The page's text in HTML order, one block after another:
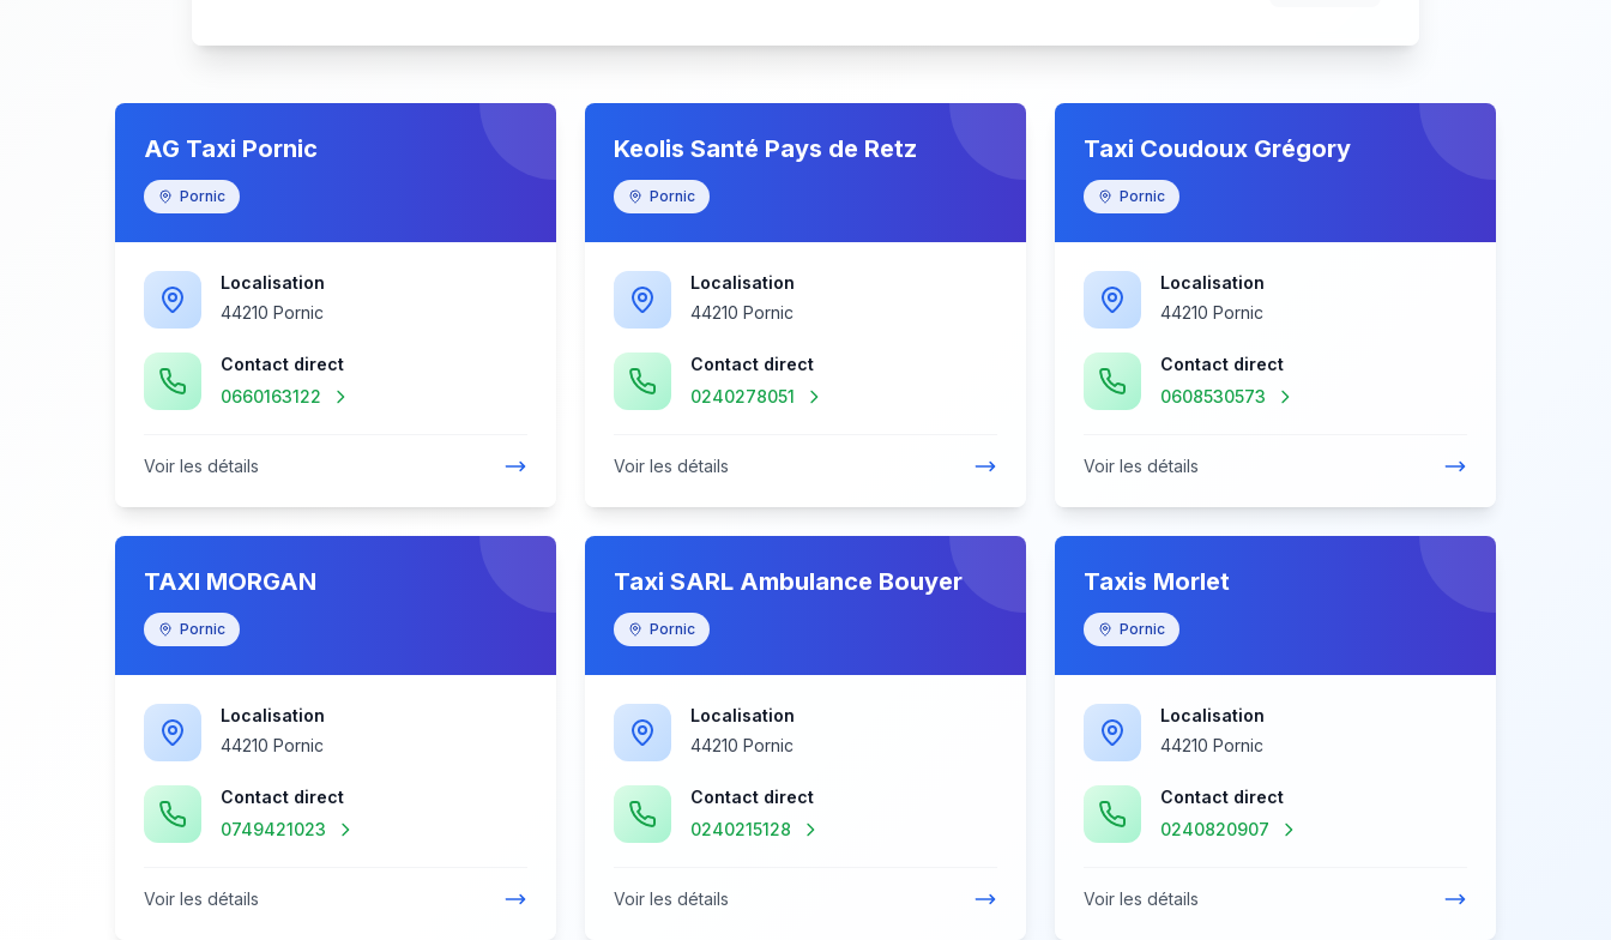
AG Taxi Pornic
Pornic
Localisation
44210 Pornic
Contact direct
0660163122
Voir les détails
Keolis Santé Pays de Retz
Pornic
Localisation
44210 Pornic
Contact direct
0240278051
Voir les détails
Taxi Coudoux Grégory
Pornic
Localisation
44210 Pornic
Contact direct
0608530573
Voir les détails
TAXI MORGAN
Pornic
Localisation
44210 Pornic
Contact direct
0749421023
Voir les détails
Taxi SARL Ambulance Bouyer
Pornic
Localisation
44210 Pornic
Contact direct
0240215128
Voir les détails
Taxis Morlet
Pornic
Localisation
44210 Pornic
Contact direct
0240820907
Voir les détails